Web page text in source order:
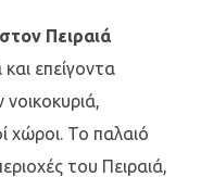
Πειραιά
επείγοντα
χώροι. Το παλαιό
του Πειραιά,